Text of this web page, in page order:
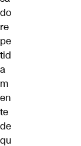
do
re
pe
tid
a
m
en
te
de
qu